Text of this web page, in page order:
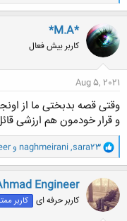
ک
ن
ش
ه
ا
*M.A*
کاربر بیش فعال
Aug 5, 2021
وقتی قصه بدبختی ما از
و قرار خودمون هم ارزشی
و
ا
ک
ن
ش
ه
ا
sara23
,
naghmeirani و
Engineer
کاربر حرفه ای کاربر